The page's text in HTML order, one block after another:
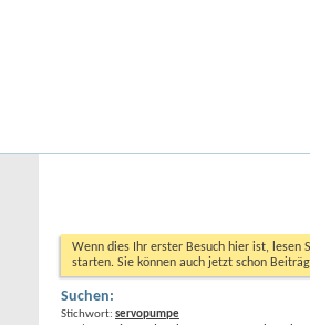
Wenn dies Ihr erster Besuch hier ist, lesen
starten. Sie können auch jetzt schon
Suchen:
Stichwort: servopumpe